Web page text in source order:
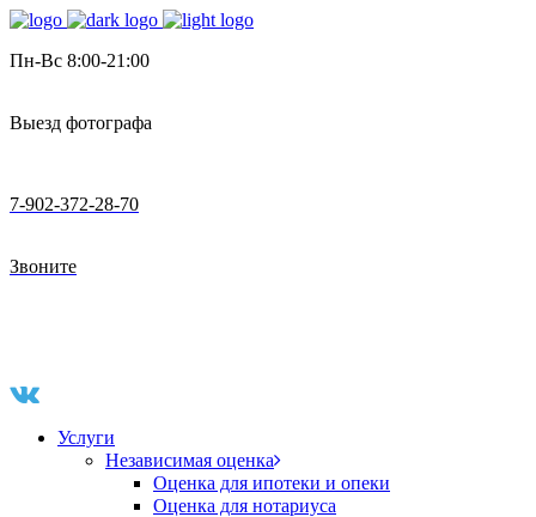
Пн-Вс 8:00-21:00
Выезд фотографа
7-902-372-28-70
Звоните
Услуги
Независимая оценка
Оценка для ипотеки и опеки
Оценка для нотариуса